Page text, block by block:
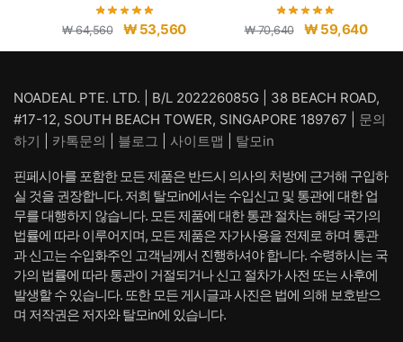
₩64,560
원
래
격:
₩ 64,560.
₩ 53,560현
재
격:
₩ 53,560.
₩70,640
원
래
격:
₩ 70,640.
₩ 59,640현
재
격:
₩
NOADEAL PTE. LTD. | B/L 202226085G | 38 BEACH ROAD,
#17-12, SOUTH BEACH TOWER, SINGAPORE 189767 | 문의
하기
카톡문의 블로그 사이트맵 탈모in
핀페시아를 포함한 모든 제품은 반드시 의사의 처방에 근거해 구입하
실 것을 권장합니다. 저희 탈모in에서는 수입신고 및 통관에 대한 업
무를 대행하지 않습니다. 모든 제품에 대한 통관 절차는 해당 국가의
법률에 따라 이루어지며, 모든 제품은 자가사용을 전제로 하며 통관
과 신고는 수입화주인 고객님께서 진행하셔야 합니다. 수령하시는 국
가의 법률에 따라 통관이 거절되거나 신고 절차가 사전 또는 사후에
발생할 수 있습니다. 또한 모든 게시글과 사진은 법에 의해 보호받으
며 저작권은 저자와 탈모in에 있습니다.